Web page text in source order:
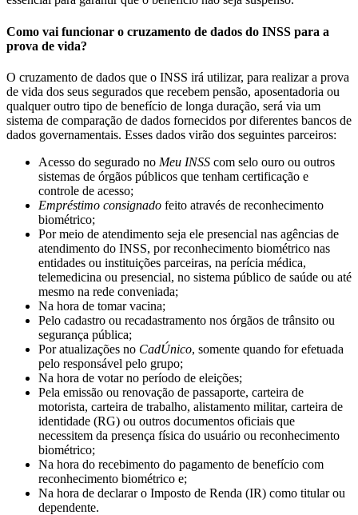
Como vai funcionar o cruzamento de dados do INSS para a
prova de vida?
O cruzamento de dados que o INSS irá utilizar, para realizar a prova
de vida dos seus segurados que recebem pensão, aposentadoria ou
qualquer outro tipo de benefício de longa duração, será via um
sistema de comparação de dados fornecidos por diferentes bancos de
dados governamentais. Esses dados virão dos seguintes parceiros:
Acesso do segurado no Meu INSS com selo ouro ou outros
sistemas de órgãos públicos que tenham certificação e
controle de acesso;
Empréstimo consignado feito através de reconhecimento
biométrico;
Por meio de atendimento seja ele presencial nas agências de
atendimento do INSS, por reconhecimento biométrico nas
entidades ou instituições parceiras, na perícia médica,
telemedicina ou presencial, no sistema público de saúde ou até
mesmo na rede conveniada;
Na hora de tomar vacina;
Pelo cadastro ou recadastramento nos órgãos de trânsito ou
segurança pública;
Por atualizações no CadÚnico, somente quando for efetuada
pelo responsável pelo grupo;
Na hora de votar no período de eleições;
Pela emissão ou renovação de passaporte, carteira de
motorista, carteira de trabalho, alistamento militar, carteira de
identidade (RG) ou outros documentos oficiais que
necessitem da presença física do usuário ou reconhecimento
biométrico;
Na hora do recebimento do pagamento de benefício com
reconhecimento biométrico e;
Na hora de declarar o Imposto de Renda (IR) como titular ou
dependente.